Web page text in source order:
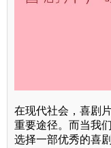
在现代社会，喜剧
重要途径。而当我
选择一部优秀的喜